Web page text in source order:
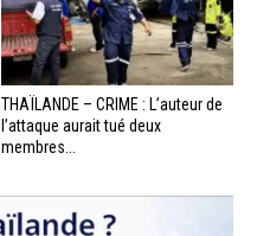
THAÏLANDE – CRIME : L’auteur de
l’attaque aurait tué deux
membres...